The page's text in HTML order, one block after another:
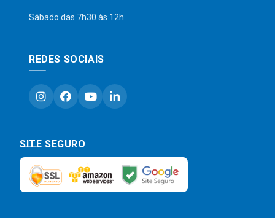
Sábado das 7h30 às 12h
REDES SOCIAIS
SITE SEGURO